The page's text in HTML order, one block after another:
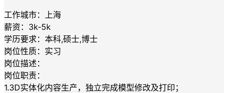
工作城市：上海
薪资：3k-5k
学历要求：本科,硕士,博士
岗位性质：实习
岗位描述：
岗位职责：
1.3D实体化内容生产，独立完成模型修改及打印；